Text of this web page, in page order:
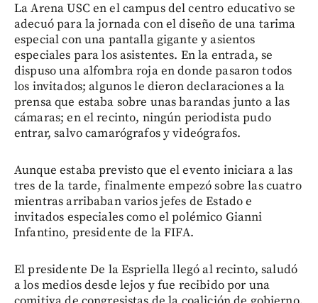
La Arena USC en el campus del centro educativo se
adecuó para la jornada con el diseño de una tarima
especial con una pantalla gigante y asientos
especiales para los asistentes. En la entrada, se
dispuso una alfombra roja en donde pasaron todos
los invitados; algunos le dieron declaraciones a la
prensa que estaba sobre unas barandas junto a las
cámaras; en el recinto, ningún periodista pudo
entrar, salvo camarógrafos y videógrafos.
Aunque estaba previsto que el evento iniciara a las
tres de la tarde, finalmente empezó sobre las cuatro
mientras arribaban varios jefes de Estado e
invitados especiales como el polémico Gianni
Infantino, presidente de la FIFA.
El presidente De la Espriella llegó al recinto, saludó
a los medios desde lejos y fue recibido por una